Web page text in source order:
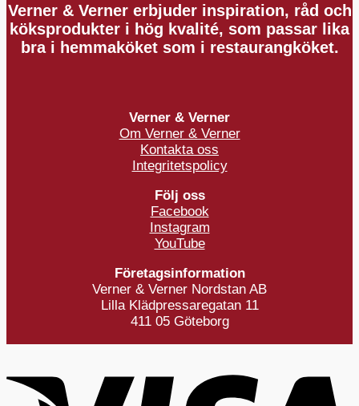
Verner & Verner erbjuder inspiration, råd och
köksprodukter i hög kvalité, som passar lika
bra i hemmaköket som i restaurangköket.
Verner & Verner
Om Verner & Verner
Kontakta oss
Integritetspolicy
Följ oss
Facebook
Instagram
YouTube
Företagsinformation
Verner & Verner Nordstan AB
Lilla Klädpressaregatan 11
411 05 Göteborg